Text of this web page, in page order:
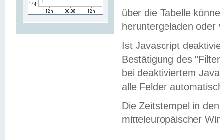
über die Tabelle
heruntergeladen oder
Ist Javascript
Bestätigung des
bei deaktiviertem
alle Felder
Die Zeitstempel in
mitteleuropäischer